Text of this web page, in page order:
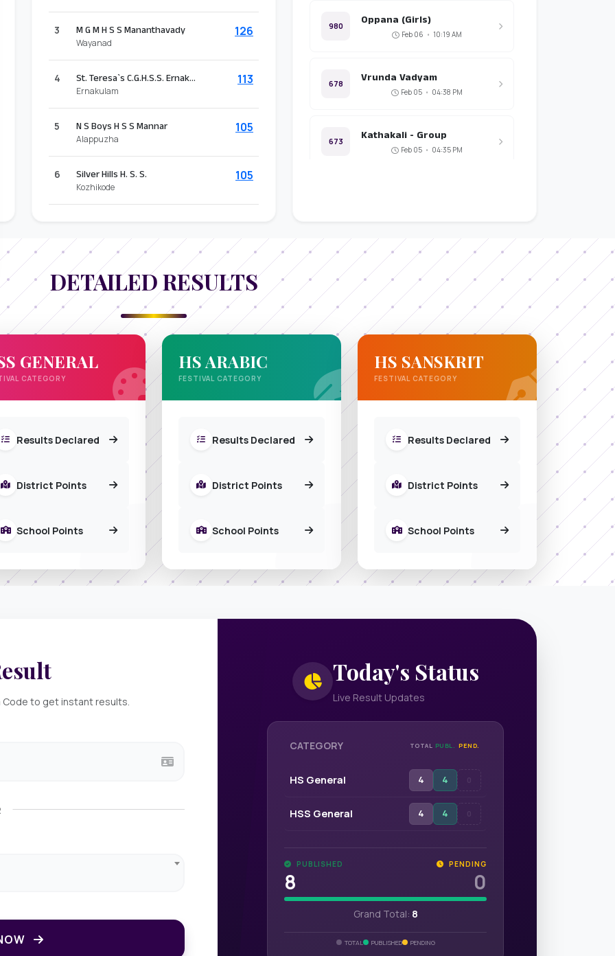
Venues
3 M G M H S S Mananthavady
Wayanad
126
4 St. Teresa`s C.G.H.S.S. Ernakulam
Ernakulam
113
5 N S Boys H S S Mannar
Alappuzha
105
6 Silver Hills H. S. S.
Kozhikode
105
980 Oppana (Girls)
Feb 06 • 10:19 AM
678 Vrunda Vadyam
Feb 05 • 04:38 PM
673 Kathakali - Group
Feb 05 • 04:35 PM
DETAILED RESULTS
GENERAL
CATEGORY
Results Declared
District Points
School Points
HS ARABIC
FESTIVAL CATEGORY
Results Declared
District Points
School Points
HS SANSKRIT
FESTIVAL CATEGORY
Results Declared
District Points
School Points
Code to get instant results.
Today's Status
Live Result Updates
CATEGORY TOTAL PUBL. PEND.
HS General 4 4
HSS General 4 4
PUBLISHED
8
PENDING
0
Grand Total: 8
TOTAL PUBLISHED PENDING